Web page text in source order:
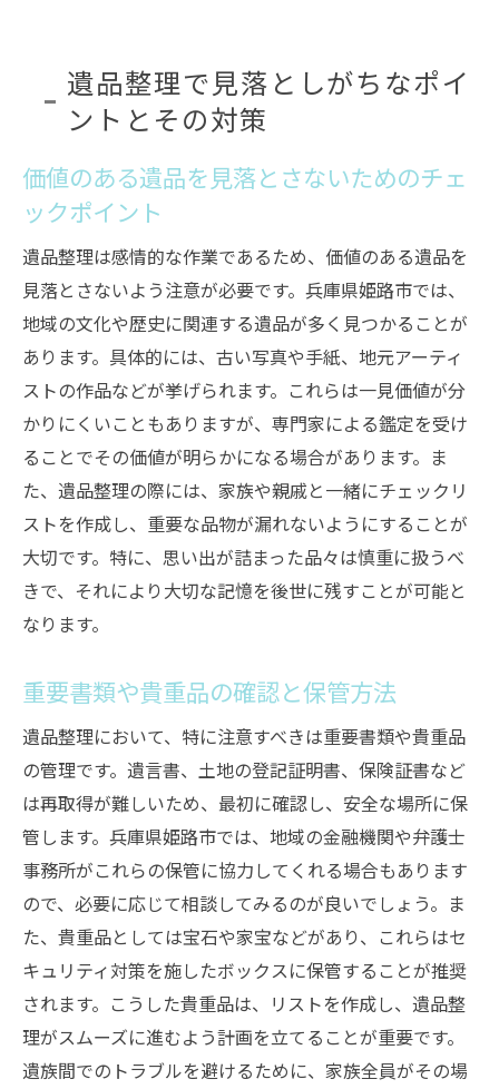
遺品整理で見落としがちなポイ
ントとその対策
価値のある遺品を見落とさないためのチェ
ックポイント
遺品整理は感情的な作業であるため、価値のある遺品を
見落とさないよう注意が必要です。兵庫県姫路市では、
地域の文化や歴史に関連する遺品が多く見つかることが
あります。具体的には、古い写真や手紙、地元アーティ
ストの作品などが挙げられます。これらは一見価値が分
かりにくいこともありますが、専門家による鑑定を受け
ることでその価値が明らかになる場合があります。ま
た、遺品整理の際には、家族や親戚と一緒にチェックリ
ストを作成し、重要な品物が漏れないようにすることが
大切です。特に、思い出が詰まった品々は慎重に扱うべ
きで、それにより大切な記憶を後世に残すことが可能と
なります。
重要書類や貴重品の確認と保管方法
遺品整理において、特に注意すべきは重要書類や貴重品
の管理です。遺言書、土地の登記証明書、保険証書など
は再取得が難しいため、最初に確認し、安全な場所に保
管します。兵庫県姫路市では、地域の金融機関や弁護士
事務所がこれらの保管に協力してくれる場合もあります
ので、必要に応じて相談してみるのが良いでしょう。ま
た、貴重品としては宝石や家宝などがあり、これらはセ
キュリティ対策を施したボックスに保管することが推奨
されます。こうした貴重品は、リストを作成し、遺品整
理がスムーズに進むよう計画を立てることが重要です。
遺族間でのトラブルを避けるために、家族全員がその場